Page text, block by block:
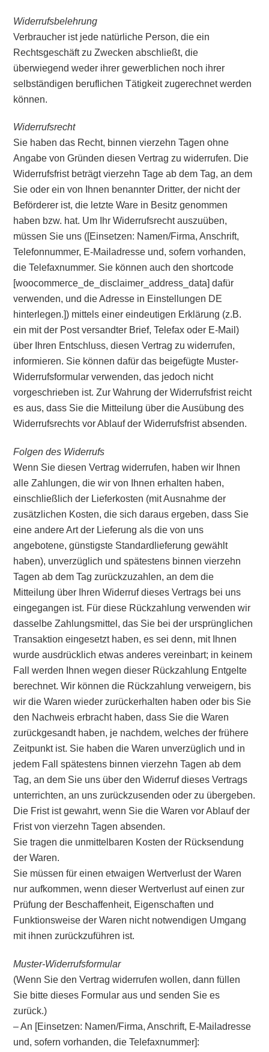
Widerrufsbelehrung
Verbraucher ist jede natürliche Person, die ein
Rechtsgeschäft zu Zwecken abschließt, die
überwiegend weder ihrer gewerblichen noch ihrer
selbständigen beruflichen Tätigkeit zugerechnet werden
können.
Widerrufsrecht
Sie haben das Recht, binnen vierzehn Tagen ohne
Angabe von Gründen diesen Vertrag zu widerrufen. Die
Widerrufsfrist beträgt vierzehn Tage ab dem Tag, an dem
Sie oder ein von Ihnen benannter Dritter, der nicht der
Beförderer ist, die letzte Ware in Besitz genommen
haben bzw. hat. Um Ihr Widerrufsrecht auszuüben,
müssen Sie uns ([Einsetzen: Namen/Firma, Anschrift,
Telefonnummer, E-Mailadresse und, sofern vorhanden,
die Telefaxnummer. Sie können auch den shortcode
[woocommerce_de_disclaimer_address_data] dafür
verwenden, und die Adresse in Einstellungen DE
hinterlegen.]) mittels einer eindeutigen Erklärung (z.B.
ein mit der Post versandter Brief, Telefax oder E-Mail)
über Ihren Entschluss, diesen Vertrag zu widerrufen,
informieren. Sie können dafür das beigefügte Muster-
Widerrufsformular verwenden, das jedoch nicht
vorgeschrieben ist. Zur Wahrung der Widerrufsfrist reicht
es aus, dass Sie die Mitteilung über die Ausübung des
Widerrufsrechts vor Ablauf der Widerrufsfrist absenden.
Folgen des Widerrufs
Wenn Sie diesen Vertrag widerrufen, haben wir Ihnen
alle Zahlungen, die wir von Ihnen erhalten haben,
einschließlich der Lieferkosten (mit Ausnahme der
zusätzlichen Kosten, die sich daraus ergeben, dass Sie
eine andere Art der Lieferung als die von uns
angebotene, günstigste Standardlieferung gewählt
haben), unverzüglich und spätestens binnen vierzehn
Tagen ab dem Tag zurückzuzahlen, an dem die
Mitteilung über Ihren Widerruf dieses Vertrags bei uns
eingegangen ist. Für diese Rückzahlung verwenden wir
dasselbe Zahlungsmittel, das Sie bei der ursprünglichen
Transaktion eingesetzt haben, es sei denn, mit Ihnen
wurde ausdrücklich etwas anderes vereinbart; in keinem
Fall werden Ihnen wegen dieser Rückzahlung Entgelte
berechnet. Wir können die Rückzahlung verweigern, bis
wir die Waren wieder zurückerhalten haben oder bis Sie
den Nachweis erbracht haben, dass Sie die Waren
zurückgesandt haben, je nachdem, welches der frühere
Zeitpunkt ist. Sie haben die Waren unverzüglich und in
jedem Fall spätestens binnen vierzehn Tagen ab dem
Tag, an dem Sie uns über den Widerruf dieses Vertrags
unterrichten, an uns zurückzusenden oder zu übergeben.
Die Frist ist gewahrt, wenn Sie die Waren vor Ablauf der
Frist von vierzehn Tagen absenden.
Sie tragen die unmittelbaren Kosten der Rücksendung
der Waren.
Sie müssen für einen etwaigen Wertverlust der Waren
nur aufkommen, wenn dieser Wertverlust auf einen zur
Prüfung der Beschaffenheit, Eigenschaften und
Funktionsweise der Waren nicht notwendigen Umgang
mit ihnen zurückzuführen ist.
Muster-Widerrufsformular
(Wenn Sie den Vertrag widerrufen wollen, dann füllen
Sie bitte dieses Formular aus und senden Sie es
zurück.)
– An [Einsetzen: Namen/Firma, Anschrift, E-Mailadresse
und, sofern vorhanden, die Telefaxnummer]: